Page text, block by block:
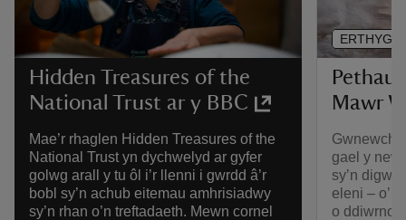
Hidden Treasures of the
National Trust ar y BBC
Mae’r rhaglen Hidden Treasures of the
National Trust yn dychwelyd ar gyfer
golwg arall y tu ôl i’r llenni i gwrdd â’r
bobl sy’n achub eitemau amhrisiadwy
sy’n rhan o’n treftadaeth. Mewn cornel
Pethau
Mawr
Gwnewch
gael y
sy’n
eleni – o’n
o
ERTHYGL